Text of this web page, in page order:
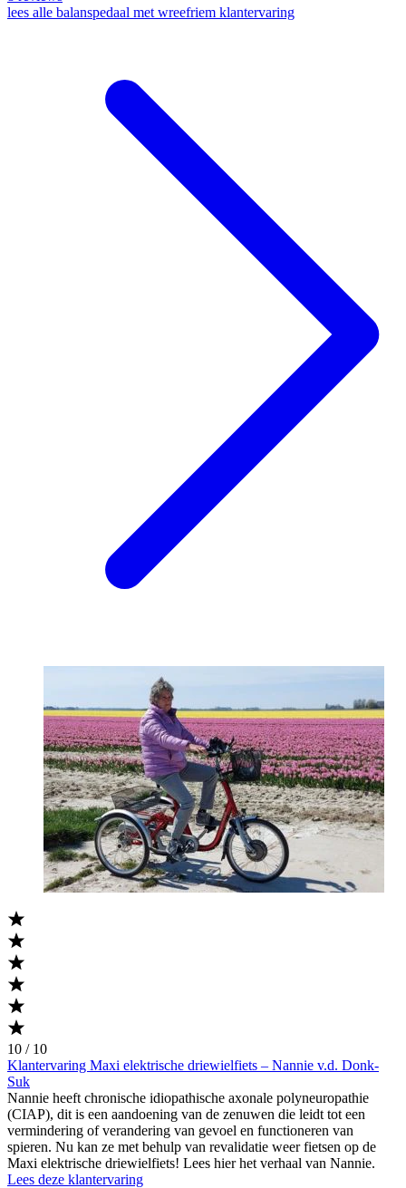
lees alle balanspedaal met wreefriem klantervaring
10 / 10
Klantervaring Maxi elektrische driewielfiets – Nannie v.d. Donk-
Suk
Nannie heeft chronische idiopathische axonale polyneuropathie
(CIAP), dit is een aandoening van de zenuwen die leidt tot een
vermindering of verandering van gevoel en functioneren van
spieren. Nu kan ze met behulp van revalidatie weer fietsen op de
Maxi elektrische driewielfiets! Lees hier het verhaal van Nannie.
Lees deze klantervaring